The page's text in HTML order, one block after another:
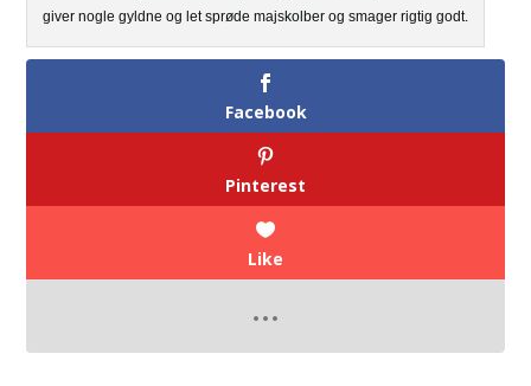
giver nogle gyldne og let sprøde majskolber og smager rigtig godt.
Facebook
Pinterest
Like